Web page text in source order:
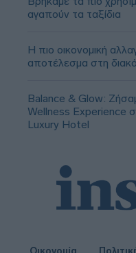
αγαπούν τα ταξίδια
Η πιο οικονομική
αποτέλεσμα στη
Balance & Glow:
Wellness Experience
Luxury Hotel